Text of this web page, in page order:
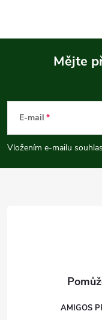
p
a
Mějte
E-mail
Vložením e-mailu
AMIGOS